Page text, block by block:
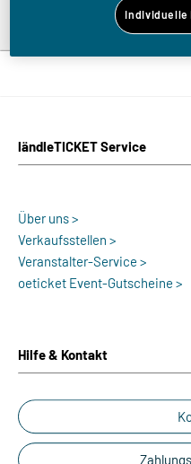
Zurück
ländleTICKET Service
Über uns >
Verkaufsstellen >
Veranstalter-Service >
oeticket Event-Gutscheine >
Hilfe & Kontakt
Individuelle